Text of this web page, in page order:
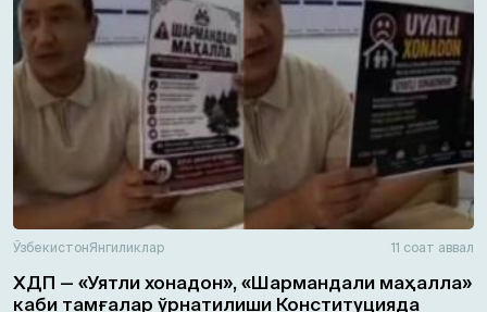
ЎзбекистонЯнгиликлар 11 соат аввал
ХДП — «Уятли хонадон», «Шармандали маҳалла»
каби тамғалар ўрнатилиши Конституцияда